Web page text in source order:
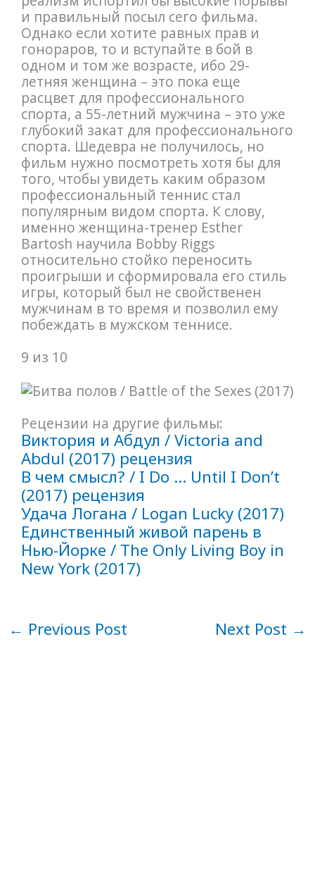
и правильный посыл cего фильма.
Однако если хотите равных прав и
гонораров, то и вступайте в бой в
одном и том же возрасте, ибо 29-
летняя женщина – это пока еще
расцвет для профессионального
спорта, а 55-летний мужчина – это уже
глубокий закат для профессионального
спорта. Шедевра не получилось, но
фильм нужно посмотреть хотя бы для
того, чтобы увидеть каким образом
профессиональный теннис стал
популярным видом спорта. К слову,
именно женщина-тренер Esther
Bartosh научила Bobby Riggs
относительно стойко переносить
проигрыши и сформировала его стиль
игры, который был не свойственен
мужчинам в то время и позволил ему
побеждать в мужском теннисе.
9 из 10
Рецензии на другие фильмы:
Виктория и Абдул / Victoria and
Abdul (2017) рецензия
В чем смысл? / I Do … Until I Don’t
(2017) рецензия
Удача Логана / Logan Lucky (2017)
Единственный живой парень в
Нью-Йорке / The Only Living Boy in
New York (2017)
← Previous Post Next Post →